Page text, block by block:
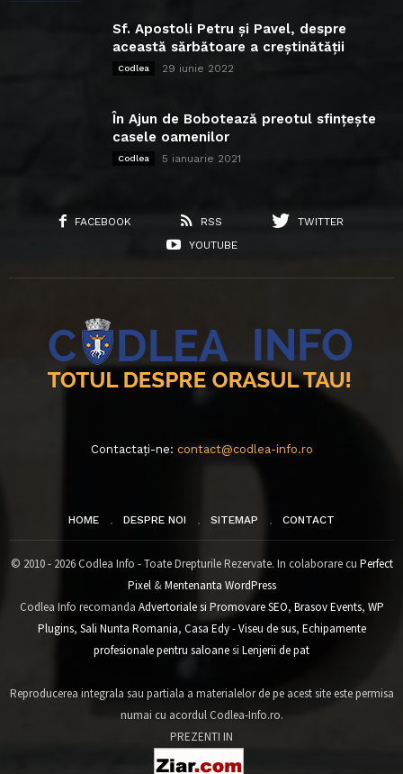
Sf. Apostoli Petru și Pavel, despre
această sărbătoare a creștinătății
Codlea 29 iunie 2022
În Ajun de Bobotează preotul sfințește
casele oamenilor
Codlea 5 ianuarie 2021
FACEBOOK RSS
TWITTER
YOUTUBE
Contactați-ne: contact@codlea-info.ro
HOME DESPRE NOI SITEMAP CONTACT
© 2010 - 2026 Codlea Info - Toate Drepturile Rezervate. In colaborare cu Perfect
Pixel&Mentenanta WordPress
Codlea Info recomanda Advertoriale si Promovare SEO, Brasov Events, WP
Plugins, Sali Nunta Romania, Casa Edy - Viseu de sus, Echipamente
profesionale pentru saloanesi Lenjerii de pat
Reproducerea integrala sau partiala a materialelor de pe acest site este permisa
numai cu acordul Codlea-Info.ro.
PREZENTI IN